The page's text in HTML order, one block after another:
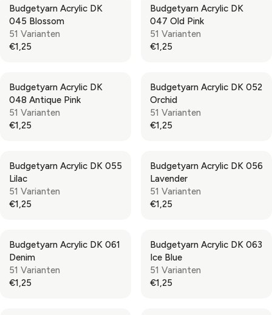
2
5
2
5
I
C
E
€
2
5
I
C
E
€
2
5
U
L
A
R
I
C
E
€
2
5
U
L
A
R
I
C
E
€
2
5
Budgetyarn Acrylic DK
045 Blossom
51 Varianten
R
U
L
A
R
I
C
E
€
2
5
€1,25
Budgetyarn Acrylic DK
047 Old Pink
51 Varianten
R
U
L
A
R
I
C
E
€
2
5
€1,25
Budgetyarn Acrylic DK
048 Antique Pink
51 Varianten
R
U
L
A
R
I
C
E
€
€1,25
Budgetyarn Acrylic DK 052
Orchid
51 Varianten
R
U
L
A
R
I
C
E
€
€1,25
Budgetyarn Acrylic DK 055
Lilac
51 Varianten
R
U
L
A
R
€1,25
Budgetyarn Acrylic DK 056
Lavender
51 Varianten
R
U
L
A
R
€1,25
Budgetyarn Acrylic DK 061
Denim
51 Varianten
R
€1,25
Budgetyarn Acrylic DK 063
Ice Blue
51 Varianten
R
€1,25